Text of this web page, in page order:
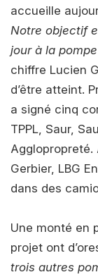
accueille
Notre objectif
jour à la
chiffre Lucien
d’être atteint.
a signé cinq
TPPL, Saur,
Agglopropreté.
Gerbier, LBG
dans des
Une monté en
projet ont
trois autres